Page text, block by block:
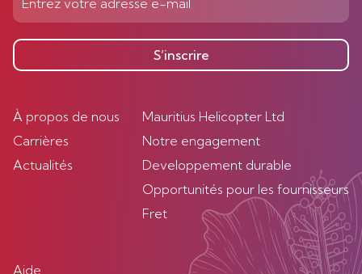
S’inscrire
À propos de nous
Carrières
Actualités
Mauritius Helicopter Ltd
Notre engagement
Developpement durable
Opportunités pour les fournisseurs
Fret
Aide